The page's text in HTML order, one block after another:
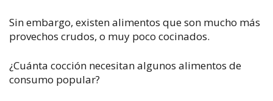
Sin embargo, existen alimentos que son mucho más
provechos crudos, o muy poco cocinados.
¿Cuánta cocción necesitan algunos alimentos de
consumo popular?